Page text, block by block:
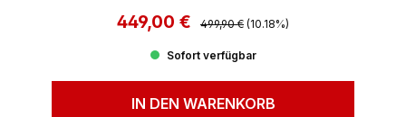
Verkaufspreis:
449,00 € Regulärer Preis:
499,90 € (10.18%)
Sofort verfügbar
IN DEN WARENKORB